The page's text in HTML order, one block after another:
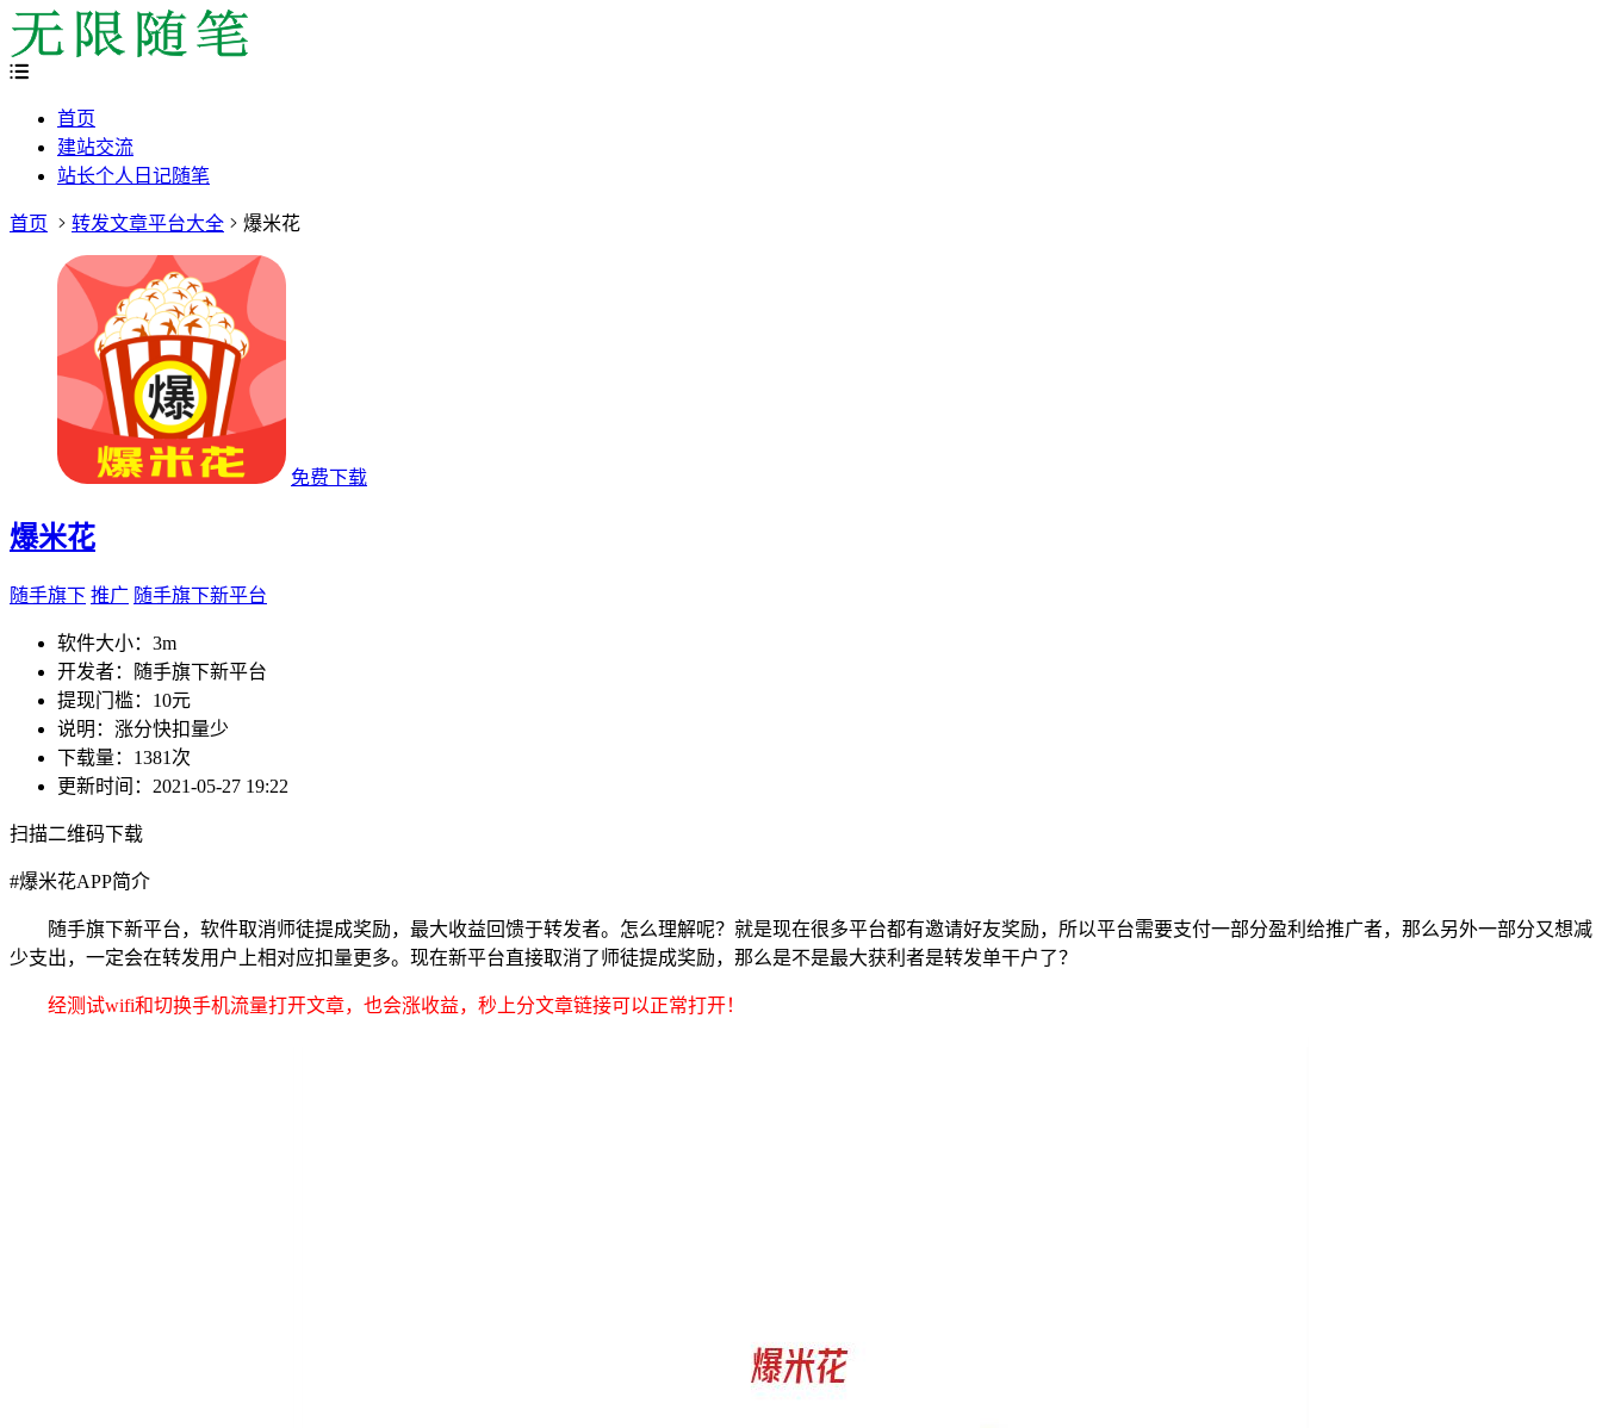
首页
建站交流
站长个人日记随笔
首页 转发文章平台大全 爆米花
免费下载
爆米花
随手旗下 推广 随手旗下新平台
软件大小： 3m
开发者：
随手旗下新平台
提现门槛： 10元
说明： 涨分快扣量少
下载量： 1381次
更新时间： 2021-05-27 19:22
扫描二维码下载
#爆米花APP简介
随手旗下新平台，软件取消师徒提成奖励，最大收益回馈于转发者。怎么理解呢？就是现在很多平台都有邀请好友奖励，所以平台需要支付一部分盈利给推广者，那么另外一部分又想减
少支出，一定会在转发用户上相对应扣量更多。现在新平台直接取消了师徒提成奖励，那么是不是最大获利者是转发单干户了？
经测试wifi和切换手机流量打开文章，也会涨收益，秒上分文章链接可以正常打开！